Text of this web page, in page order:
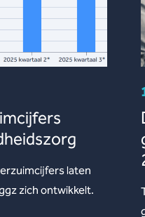
laten
zich ontwikkelt.